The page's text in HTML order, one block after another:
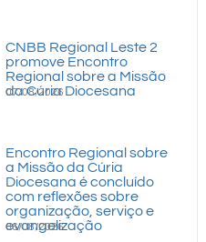
CNBB Regional Leste 2
promove Encontro
Regional sobre a Missão
da Cúria Diocesana
07/08/2026
Encontro Regional sobre
a Missão da Cúria
Diocesana é concluído
com reflexões sobre
organização, serviço e
evangelização
06/08/2026